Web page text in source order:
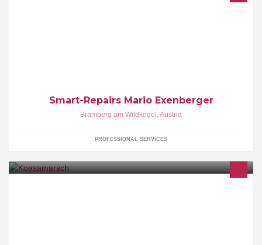
Smart-Repairs Mario Exenberger
Bramberg am Wildkogel ,Austria
PROFESSIONAL SERVICES